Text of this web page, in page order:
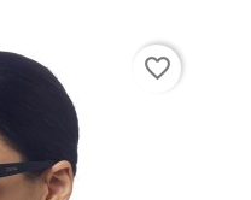
favorite_border